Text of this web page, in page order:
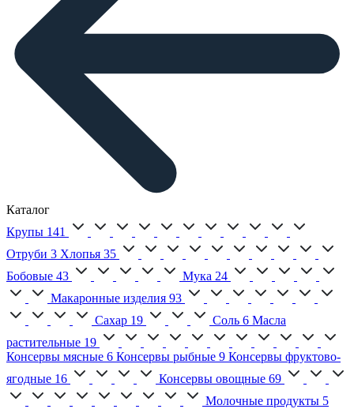
Каталог
Крупы 141
Отруби 3 Хлопья 35
Бобовые 43 Мука 24
Макаронные изделия 93
Сахар 19 Соль 6 Масла
растительные 19
Консервы мясные 6 Консервы рыбные 9 Консервы фруктово-
ягодные 16 Консервы овощные 69
Молочные продукты 5